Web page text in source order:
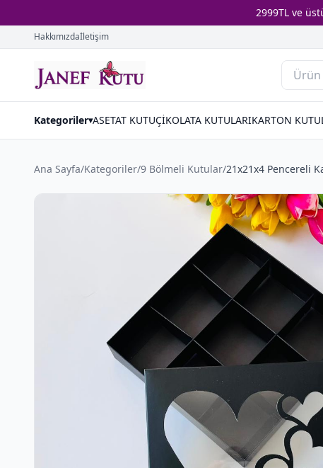
2999TL ve
Hakkımızdaİletişim
Kategoriler▾ASETAT KUTUÇİKOLATA KUTULARIKARTON
Ana Sayfa/Kategoriler/9 Bölmeli Kutular/21x21x4 Pencereli